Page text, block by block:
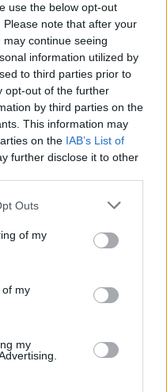
use the below opt-out
note that after your
continue seeing
information utilized by
to third parties prior to
opt-out of the further
by third parties on the
This information may
on the IAB’s List of
further disclose it to other
Outs
of my
of my
my